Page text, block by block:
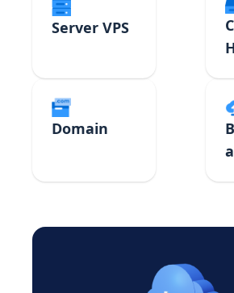
Server VPS
Domain